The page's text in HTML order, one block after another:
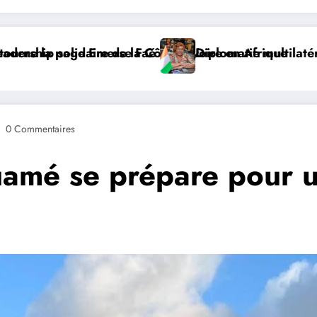
Afrique
multilatérale : à Addis-Abeba, SE Mme Nialé
𝐉𝐎𝐉
0 Commentaires
se prépare pour